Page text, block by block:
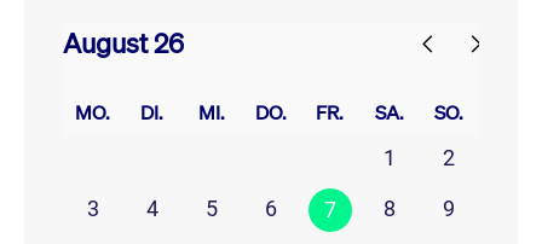
August 26
MO. DI. MI. DO. FR. SA. SO.
1
2
3
4 5 6 7 8 9